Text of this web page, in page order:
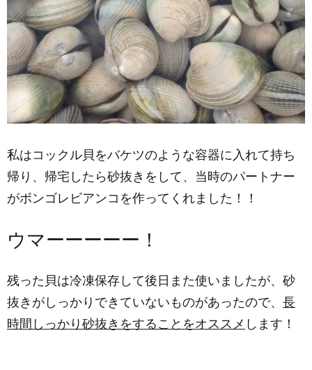
私はコックル貝をバケツのような容器に入れて持ち
帰り、帰宅したら砂抜きをして、当時のパートナー
がボンゴレビアンコを作ってくれました！！
ウマーーーーー！
残った貝は冷凍保存して後日また使いましたが、砂
抜きがしっかりできていないものがあったので、 長
時間しっかり砂抜きをすることをオススメ します！